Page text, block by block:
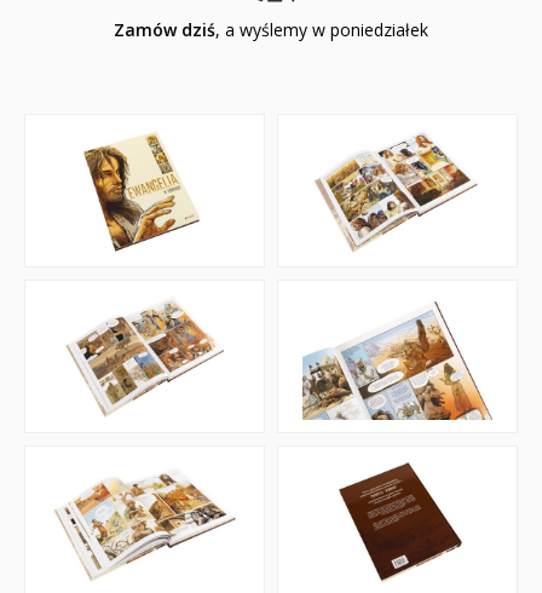
Zamów dziś, a wyślemy w poniedziałek